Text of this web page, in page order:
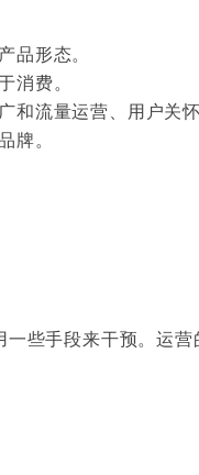
品形态。
消费。
流量运营、用户关怀
牌。
些手段来干预。运营